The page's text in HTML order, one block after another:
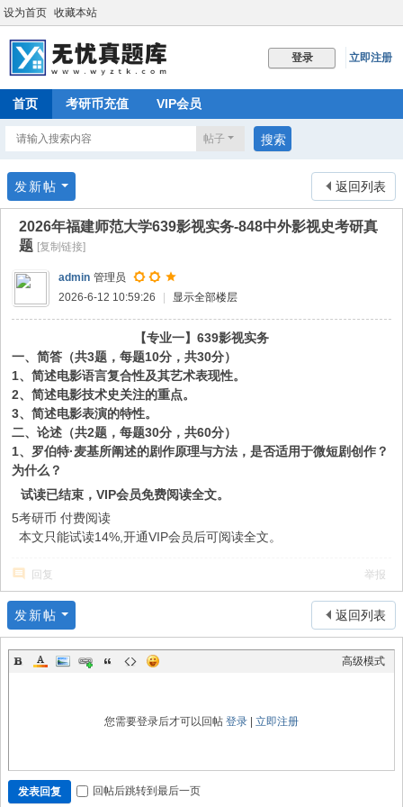
设为首页 收藏本站
登录 立即注册
首页 考研币充值 VIP会员
帖子 搜索
返回列表
发新帖
2026年福建师范大学639影视实务-848中外影视史考研真
题 [复制链接]
admin 管理员
2026-6-12 10:59:26
显示全部楼层
【专业一】 639影视实务
一、简答（共3题，每题10分，共30分）
1、简述电影语言复合性及其艺术表现性。
2、简述电影技术史关注的重点。
3、简述电影表演的特性。
二、论述（共2题，每题30分，共60分）
1、罗伯特·麦基所阐述的剧作原理与方法，是否适用于微短剧创作？
为什么？
试读已结束，VIP会员免费阅读全文。
5考研币 付费阅读
本文只能试读14%,开通VIP会员后可阅读全文。
回复 举报
返回列表
发新帖
高级模式
您需要登录后才可以回帖 登录 立即注册
发表回复 回帖后跳转到最后一页